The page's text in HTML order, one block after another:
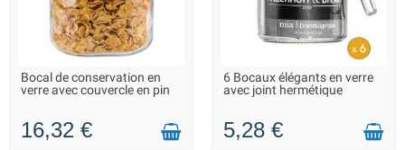
LIVRAISON 2 À 3 JOURS
Bocal de conservation en
verre avec couvercle en pin
16,32 €
LIVRAISON 2 À 3 JOURS
6 Bocaux élégants en verre
avec joint hermétique
5,28 €